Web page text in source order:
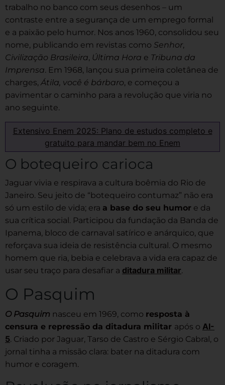
trabalho no banco com seus desenhos – um
contraste entre a segurança de um emprego formal
e a paixão pelo humor. Nos anos 1960, consolidou seu
nome, publicando em revistas como Senhor,
Civilização Brasileira, Última Hora e Tribuna da
Imprensa. Em 1968, lançou sua primeira coletânea de
charges,Átila, você é bárbaro, e começou a
pavimentar o caminho para a revolução que viria no
ano seguinte.
Extensivo Enem 2025: Plano de estudos completo e
gratuito para mandar bem no Enem
O botequeiro carioca
Jaguar vivia e respirava a cultura boêmia do Rio de
Janeiro. Seu jeito de “botequeiro contumaz” não era
só um estilo de vida; era a base do seu humor e da
sua crítica social. Participou da fundação da Banda de
Ipanema, bloco de carnaval satírico e anárquico, que
reforçava sua ideia de resistência cultural. O mesmo
homem que ria, bebia e celebrava a vida era capaz de
usar seu traço para desafiar a ditadura militar.
O Pasquim
O Pasquim nasceu em 1969, como resposta à
censura e repressão da ditadura militar após o AI-
5. Criado por Jaguar, Tarso de Castro e Sérgio Cabral, o
jornal tinha a missão clara: bater na ditadura com
humor e coragem.